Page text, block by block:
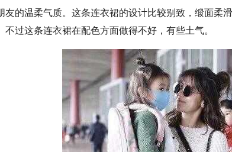
友的温柔气质。这条连衣裙的设计比较别致，缎面柔
不过这条连衣裙在配色方面做得不好，有些土气。